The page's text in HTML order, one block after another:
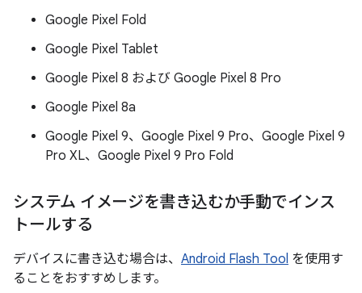
Google Pixel Fold
Google Pixel Tablet
Google Pixel 8 および Google Pixel 8 Pro
Google Pixel 8a
Google Pixel 9、Google Pixel 9 Pro、Google Pixel 9
Pro XL、Google Pixel 9 Pro Fold
システム イメージを書き込むか手動でインス
トールする
デバイスに書き込む場合は、 Android Flash Tool を使用す
ることをおすすめします。